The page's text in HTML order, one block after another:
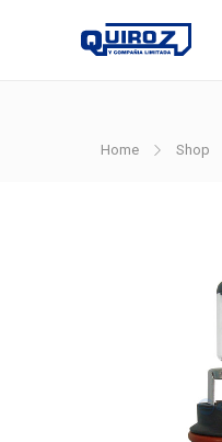
Home Shop